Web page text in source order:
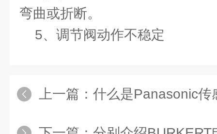
弯曲或折断。
5、调节阀动作不稳定
上一篇： 什么是Panasonic传感器